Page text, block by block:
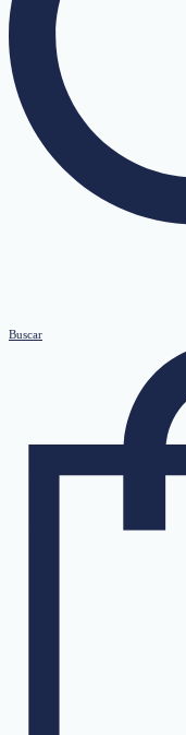
Buscar